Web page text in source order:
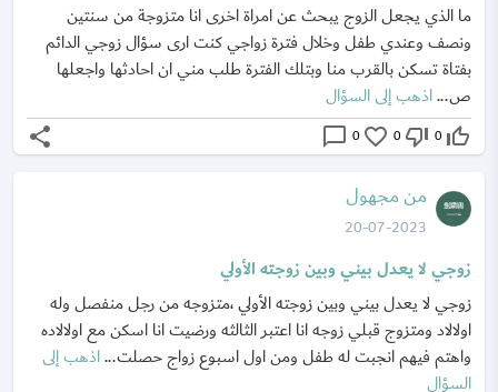
ما الذي يجعل الزوج يبحث عن امراة اخرى انا متزوجة من سنتين
ونصف وعندي طفل وخلال فترة زواجي كنت ارى سؤال زوجي الدائم
بفتاة تسكن بالقرب منا وبتلك الفترة طلب مني ان احادثها واجعلها
ص...اذهب إلى السؤال
thumb_up_off_alt
0
thumb_down_off_alt
0
favorite_border
0
chat_bubble_outline
share
من مجهول
20-07-2023
زوجي لا يعدل بيني وبين زوجته الأولي
زوجي لا يعدل بيني وبين زوجته الأولي ،متزوجه من رجل منفصل وله
اولالاد ومتزوج قبلي زوجه انا اعتبر الثالثه ورضيت انا اسكن مع اولالاده
واهتم فيهم انجبت له طفل ومن اول اسبوع زواج حصلت...اذهب إلى
السؤال